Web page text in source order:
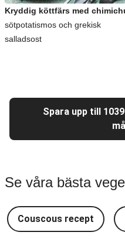
Kryddig köttfärs med
sötpotatismos och grekisk
salladsost
Spara upp till
Se våra bästa
Couscous recept